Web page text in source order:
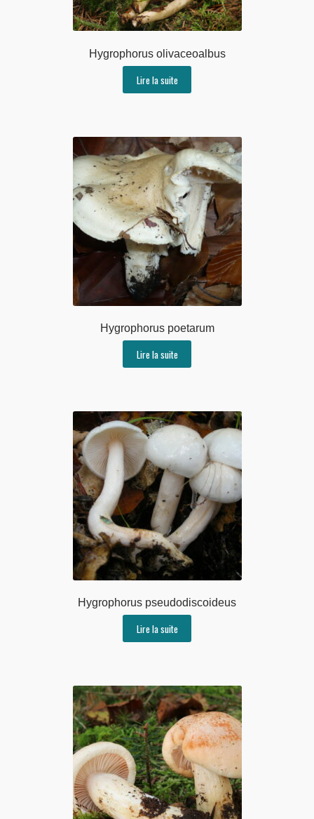
Hygrophorus olivaceoalbus
Lire la suite
Hygrophorus poetarum
Lire la suite
Hygrophorus pseudodiscoideus
Lire la suite